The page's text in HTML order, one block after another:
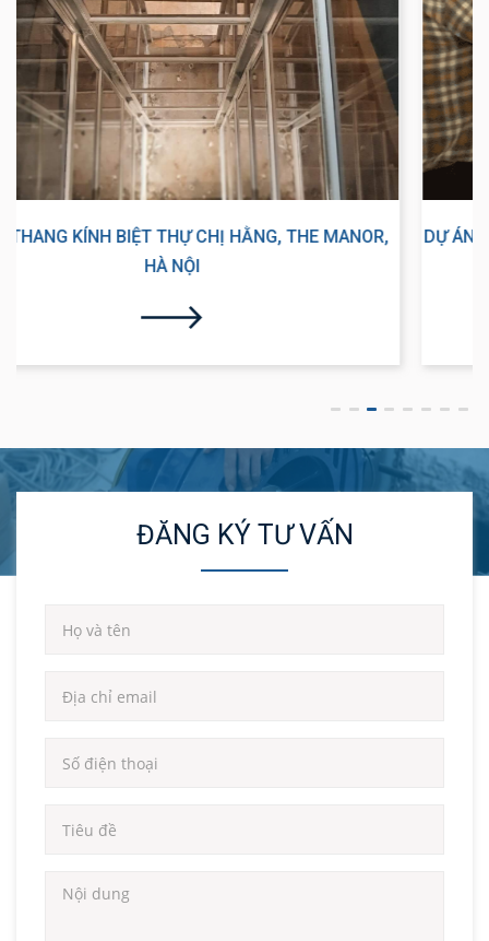
DỰ ÁN THANG MÁY TẢI KHÁCH 450KG TẠI CÔNG TY XNK
PHƯƠNG NAM, LONG BIÊN, HÀ NỘI
ĐĂNG KÝ TƯ VẤN